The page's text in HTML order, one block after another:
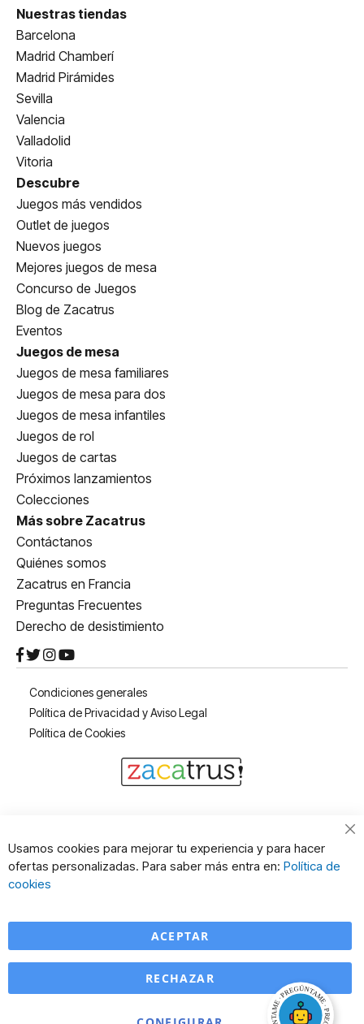
Nuestras tiendas
Barcelona
Madrid Chamberí
Madrid Pirámides
Sevilla
Valencia
Valladolid
Vitoria
Descubre
Juegos más vendidos
Outlet de juegos
Nuevos juegos
Mejores juegos de mesa
Concurso de Juegos
Blog de Zacatrus
Eventos
Juegos de mesa
Juegos de mesa familiares
Juegos de mesa para dos
Juegos de mesa infantiles
Juegos de rol
Juegos de cartas
Próximos lanzamientos
Colecciones
Más sobre Zacatrus
Contáctanos
Quiénes somos
Zacatrus en Francia
Preguntas Frecuentes
Derecho de desistimiento
Condiciones generales
Política de Privacidad y Aviso Legal
Política de Cookies
Usamos cookies para mejorar tu experiencia y para hacer
ofertas personalizadas. Para saber más entra en: Política de
cookies
ACEPTAR
RECHAZAR